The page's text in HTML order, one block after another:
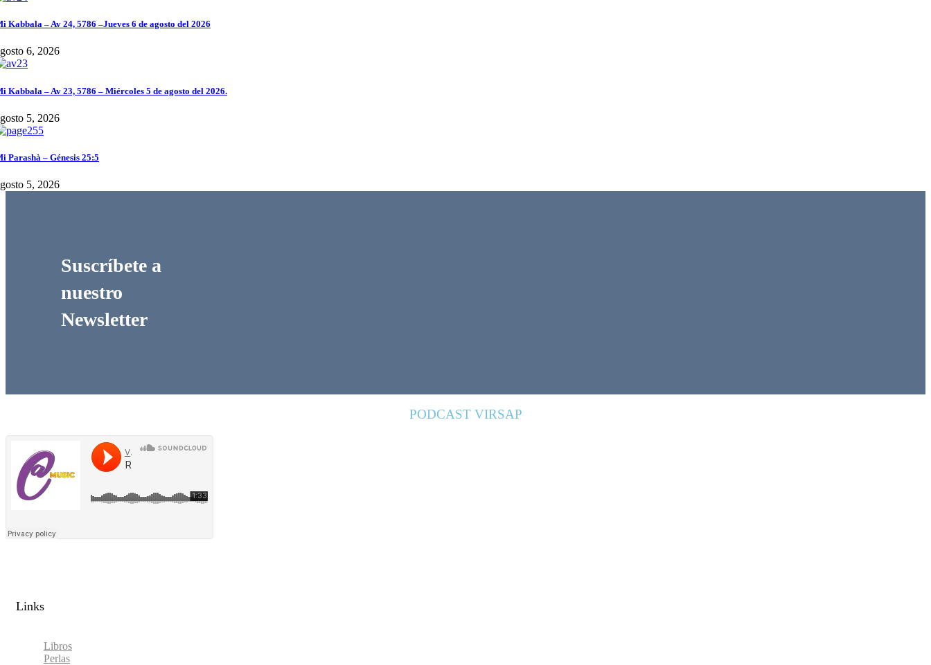
Kabbala – Av 24, 5786 –Jueves 6 de agosto del 2026
6, 2026
Kabbala – Av 23, 5786 – Miércoles 5 de agosto del 2026.
5, 2026
Parashà – Génesis 25:5
5, 2026
Suscríbete a
nuestro
Newsletter
PODCAST VIRSAP
Links​
Libros
Perlas